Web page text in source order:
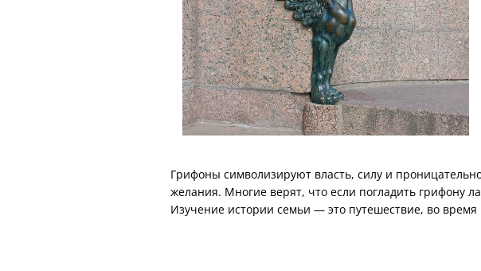
Грифоны символизируют власть, силу и
желания. Многие верят, что если погладить грифону
Изучение истории семьи — это путешествие, во время